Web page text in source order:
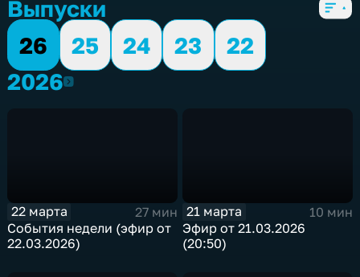
Выпуски
26
25 24 23
22
20262026
22 марта
27 мин
События недели (эфир от
22.03.2026)
21 марта
10 мин
Эфир от 21.03.2026
(20:50)